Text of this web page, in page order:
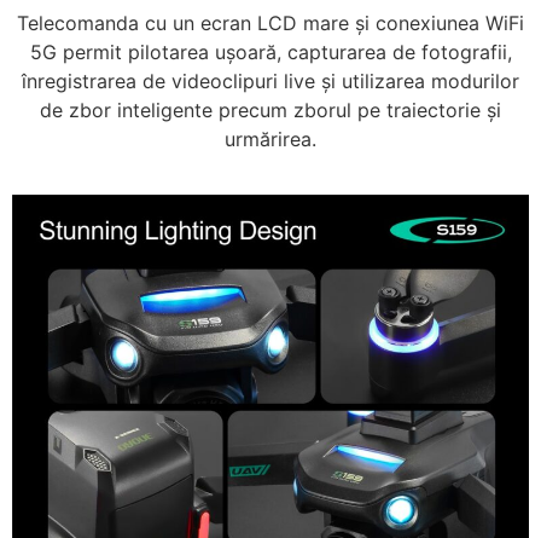
Telecomanda cu un ecran LCD mare și conexiunea WiFi
5G permit pilotarea ușoară, capturarea de fotografii,
înregistrarea de videoclipuri live și utilizarea modurilor
de zbor inteligente precum zborul pe traiectorie și
urmărirea.